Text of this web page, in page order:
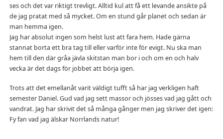
ses och det var riktigt trevligt. Alltid kul att få ett levande ansikte på
de jag pratat med så mycket. Om en stund går planet och sedan är
man hemma igen.
Jag har absolut ingen som helst lust att fara hem. Hade gärna
stannat borta ett bra tag till eller varför inte för evigt. Nu ska man
hem till den där gråa jävla skitstan man bor i och om en och halv
vecka är det dags för jobbet att börja igen.
Trots att det emellanåt varit väldigt tufft så har jag verkligen haft
semester Daniel. Gud vad jag sett massor och jösses vad jag gått och
vandrat. Jag har skrivit det så många gånger men jag skriver det igen:
Fy fan vad jag älskar Norrlands natur!